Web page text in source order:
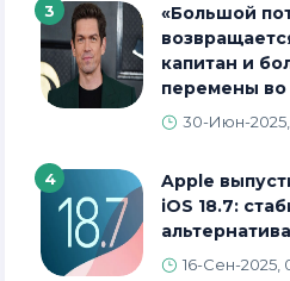
3
«Большой потенциал»
капитан и
перемены во
30-Июн-2025,
4
Apple выпустила обновление
iOS 18.7:
16-Сен-2025,